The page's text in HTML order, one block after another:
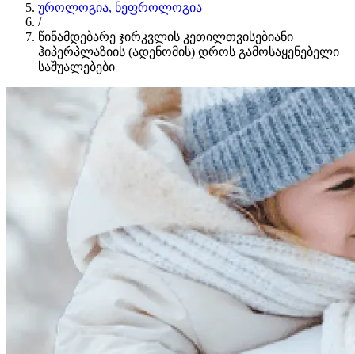
უროლოგია, ნეფროლოგია
/
წინამდებარე ჯირკვლის კეთილთვისებიანი
ჰიპერპლაზიის (ადენომის) დროს გამოსაყენებელი
საშუალებები